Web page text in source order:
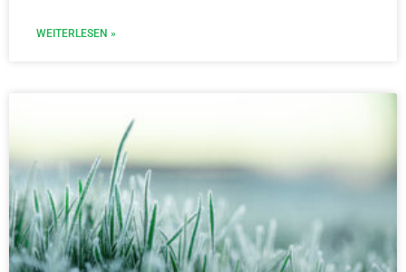
WEITERLESEN »